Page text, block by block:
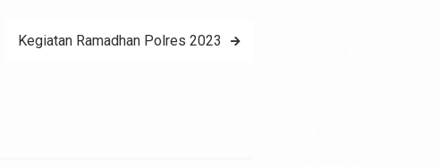
Kegiatan Ramadhan Polres 2023